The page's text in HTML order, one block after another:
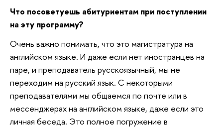
Что посоветуешь абитуриентам при поступлении
на эту программу?
Очень важно понимать, что это магистратура на
английском языке. И даже если нет иностранцев на
паре, и преподаватель русскоязычный, мы не
переходим на русский язык. С некоторыми
преподавателями мы общаемся по почте или в
мессенджерах на английском языке, даже если это
личная беседа. Это полное погружение в